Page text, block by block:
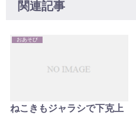
関連記事
おあそび
ねこきもジャラシで下克上